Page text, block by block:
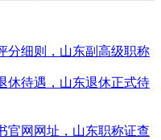
分细则，山东副高级职称
休待遇，山东退休正式待
官网网址，山东职称证查